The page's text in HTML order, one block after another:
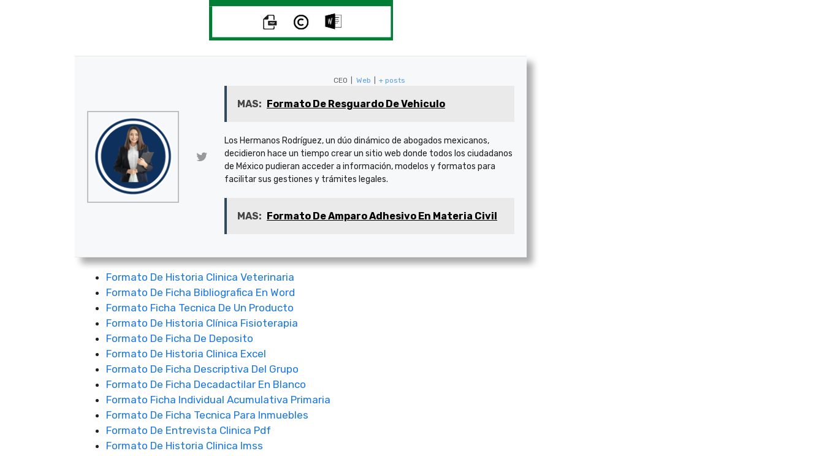
CEO Web + posts
MAS: Formato De Resguardo De Vehiculo
Los Hermanos Rodríguez, un dúo dinámico de abogados mexicanos,
decidieron hace un tiempo crear un sitio web donde todos los ciudadanos
de México pudieran acceder a información, modelos y formatos para
facilitar sus gestiones y trámites legales.
MAS: Formato De Amparo Adhesivo En Materia Civil
Formato De Historia Clinica Veterinaria
Formato De Ficha Bibliografica En Word
Formato Ficha Tecnica De Un Producto
Formato De Historia Clínica Fisioterapia
Formato De Ficha De Deposito
Formato De Historia Clinica Excel
Formato De Ficha Descriptiva Del Grupo
Formato De Ficha Decadactilar En Blanco
Formato Ficha Individual Acumulativa Primaria
Formato De Ficha Tecnica Para Inmuebles
Formato De Entrevista Clinica Pdf
Formato De Historia Clinica Imss